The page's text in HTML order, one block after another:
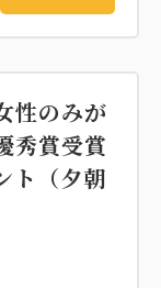
性のみが
秀賞受賞
ト（夕朝